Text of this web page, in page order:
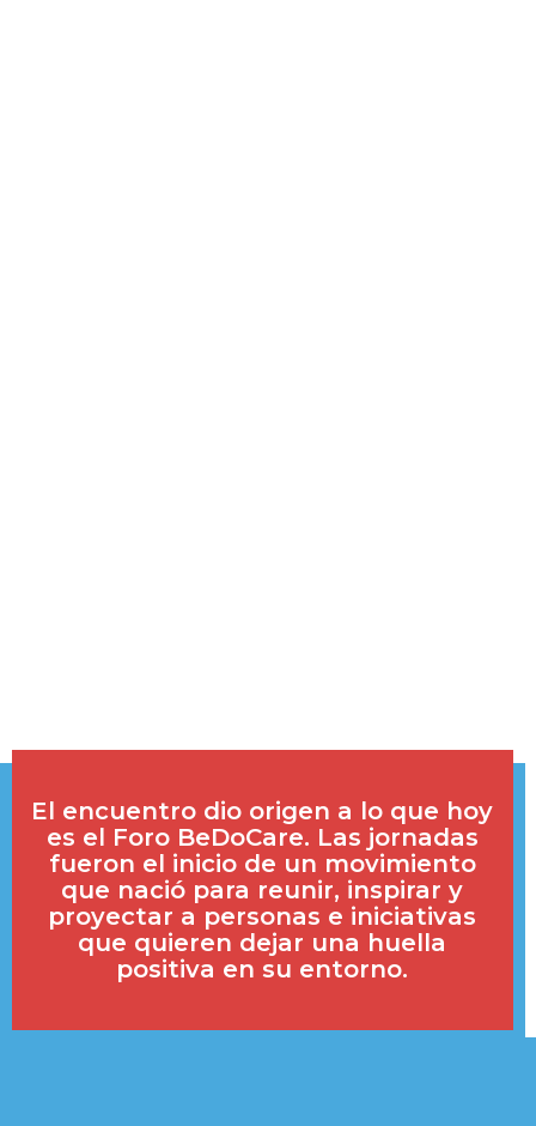
El encuentro dio origen a lo que hoy
es el Foro BeDoCare. Las jornadas
fueron el inicio de un movimiento
que nació para reunir, inspirar y
proyectar a personas e iniciativas
que quieren dejar una huella
positiva en su entorno.